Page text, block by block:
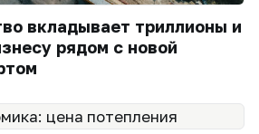
вкладывает триллионы и
рядом с новой